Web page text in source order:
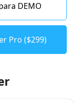
DEMO
Pro ($299)